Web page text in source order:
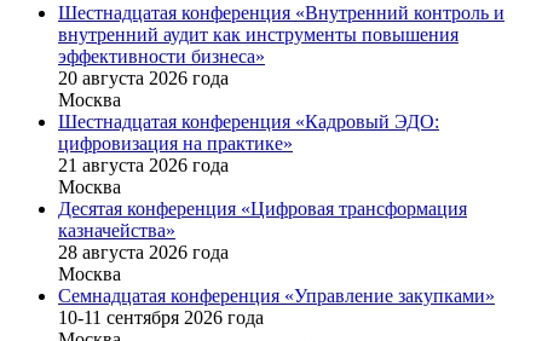
Шестнадцатая конференция «Внутренний контроль и
внутренний аудит как инструменты повышения
эффективности бизнеса»
20 августа 2026 года
Москва
Шестнадцатая конференция «Кадровый ЭДО:
цифровизация на практике»
21 августа 2026 года
Москва
Десятая конференция «Цифровая трансформация
казначейства»
28 августа 2026 года
Москва
Семнадцатая конференция «Управление закупками»
10-11 сентября 2026 года